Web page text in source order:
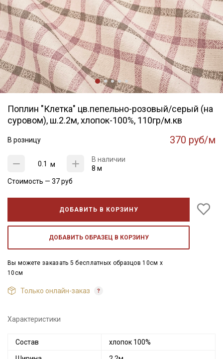
Поплин "Клетка" цв.пепельно-розовый/серый (на
суровом), ш.2.2м, хлопок-100%, 110гр/м.кв
В розницу 370 руб/м
м
В наличии
8 м
Стоимость — 37руб
ДОБАВИТЬ В КОРЗИНУ
ДОБАВИТЬ ОБРАЗЕЦ В КОРЗИНУ
Вы можете заказать 5 бесплатных образцов 10см x
10см
Только онлайн-заказ
Характеристики
Состав хлопок 100%